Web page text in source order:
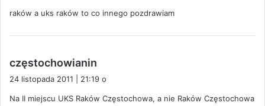
z
raków a uks raków to co innego pozdrawiam
częstochowianin
i
z
24 listopada 2011 | 21:19 o
Na II miejscu UKS Raków Częstochowa, a nie Raków Częstochowa